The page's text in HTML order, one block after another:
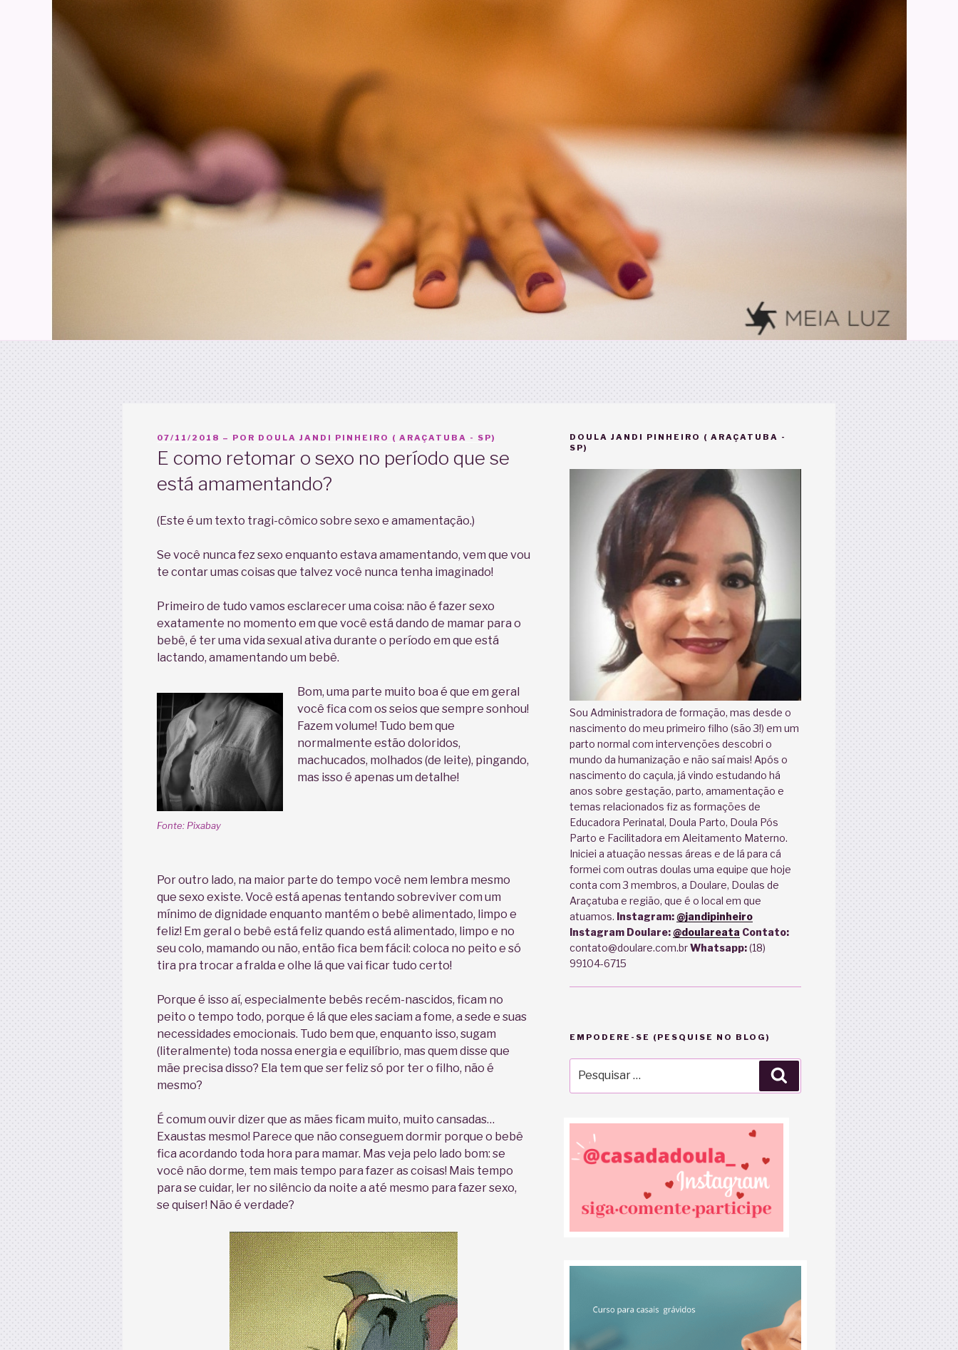
PUBLICADO
07/11/2018 – POR DOULA JANDI PINHEIRO ( ARAÇATUBA - SP)
E como retomar o sexo no período que se
está amamentando?
(Este é um texto tragi-cômico sobre sexo e amamentação.)
Se você nunca fez sexo enquanto estava amamentando, vem que vou
te contar umas coisas que talvez você nunca tenha imaginado!
Primeiro de tudo vamos esclarecer uma coisa: não é fazer sexo
exatamente no momento em que você está dando de mamar para o
bebê, é ter uma vida sexual ativa durante o período em que está
lactando, amamentando um bebê.
Fonte: Pixabay
Bom, uma parte muito boa é que em geral
você fica com os seios que sempre sonhou!
Fazem volume! Tudo bem que
normalmente estão doloridos,
machucados, molhados (de leite), pingando,
mas isso é apenas um detalhe!
Por outro lado, na maior parte do tempo você nem lembra mesmo
que sexo existe. Você está apenas tentando sobreviver com um
mínimo de dignidade enquanto mantém o bebê alimentado, limpo e
feliz! Em geral o bebê está feliz quando está alimentado, limpo e no
seu colo, mamando ou não, então fica bem fácil: coloca no peito e só
tira pra trocar a fralda e olhe lá que vai ficar tudo certo!
Porque é isso aí, especialmente bebês recém-nascidos, ficam no
peito o tempo todo, porque é lá que eles saciam a fome, a sede e suas
necessidades emocionais. Tudo bem que, enquanto isso, sugam
(literalmente) toda nossa energia e equilíbrio, mas quem disse que
mãe precisa disso? Ela tem que ser feliz só por ter o filho, não é
mesmo?
É comum ouvir dizer que as mães ficam muito, muito cansadas…
Exaustas mesmo! Parece que não conseguem dormir porque o bebê
fica acordando toda hora para mamar. Mas veja pelo lado bom: se
você não dorme, tem mais tempo para fazer as coisas! Mais tempo
para se cuidar, ler no silêncio da noite a até mesmo para fazer sexo,
se quiser! Não é verdade?
DOULA JANDI PINHEIRO ( ARAÇATUBA -
SP)
Sou Administradora de formação, mas desde o
nascimento do meu primeiro filho (são 3!) em um
parto normal com intervenções descobri o
mundo da humanização e não saí mais! Após o
nascimento do caçula, já vindo estudando há
anos sobre gestação, parto, amamentação e
temas relacionados fiz as formações de
Educadora Perinatal, Doula Parto, Doula Pós
Parto e Facilitadora em Aleitamento Materno.
Iniciei a atuação nessas áreas e de lá para cá
formei com outras doulas uma equipe que hoje
conta com 3 membros, a Doulare, Doulas de
Araçatuba e região, que é o local em que
atuamos. Instagram: @jandipinheiro
Instagram Doulare: @doulareata Contato:
contato@doulare.com.brWhatsapp:(18)
99104-6715
EMPODERE-SE (PESQUISE NO BLOG)
por: